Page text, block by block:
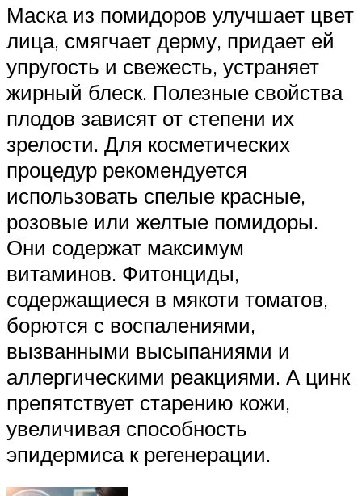
Маска из помидоров улучшает цвет
лица, смягчает дерму, придает ей
упругость и свежесть, устраняет
жирный блеск. Полезные свойства
плодов зависят от степени их
зрелости. Для косметических
процедур рекомендуется
использовать спелые красные,
розовые или желтые помидоры.
Они содержат максимум
витаминов. Фитонциды,
содержащиеся в мякоти томатов,
борются с воспалениями,
вызванными высыпаниями и
аллергическими реакциями. А цинк
препятствует старению кожи,
увеличивая способность
эпидермиса к регенерации.